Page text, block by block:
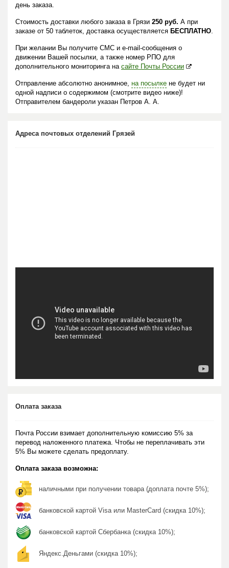
день заказа.
Стоимость доставки любого заказа в Грязи 250 руб. А при
заказе от 50 таблеток, доставка осуществляется БЕСПЛАТНО.
При желании Вы получите СМС и e-mail-сообщения о
движении Вашей посылки, а также номер РПО для
дополнительного мониторинга на сайте Почты России
Отправление абсолютно анонимное, на посылке не будет ни
одной надписи о содержимом (смотрите видео ниже)!
Отправителем бандероли указан Петров А. А.
Адреса почтовых отделений Грязей
Оплата заказа
Почта России взимает дополнительную комиссию 5% за
перевод наложенного платежа. Чтобы не переплачивать эти
5% Вы можете сделать предоплату.
Оплата заказа возможна:
наличными при получении товара (доплата почте 5%);
банковской картой Visa или MasterCard (скидка 10%);
банковской картой Сбербанка (скидка 10%);
Яндекс.Деньгами (скидка 10%);